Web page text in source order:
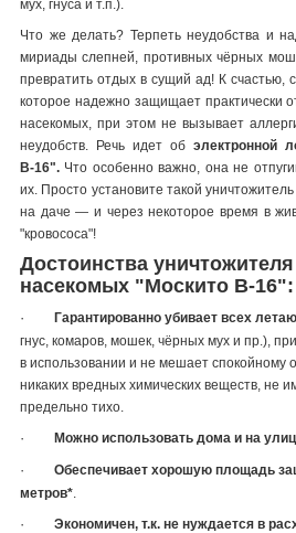
мух, гнуса и т.п.).
Что же делать? Терпеть неудобства и
мириады слепней, противных чёрных
превратить отдых в сущий ад! К счастью,
которое надежно защищает практически
насекомых, при этом не вызывает
неудобств. Речь идет об электронной
В-16". Что особенно важно, она не
их. Просто установите такой
на даче — и через некоторое время в
"кровососа"!
Достоинства
насекомых "Москито В-16":
· Гарантированно убивает всех
гнус, комаров, мошек, чёрных мух и пр.),
в использовании и не мешает спокойному
никаких вредных химических веществ, не
предельно тихо.
· Можно использовать дома и на
·
Обеспечивает хорошую площадь
метров*
· Экономичен, т.к. не нуждается в